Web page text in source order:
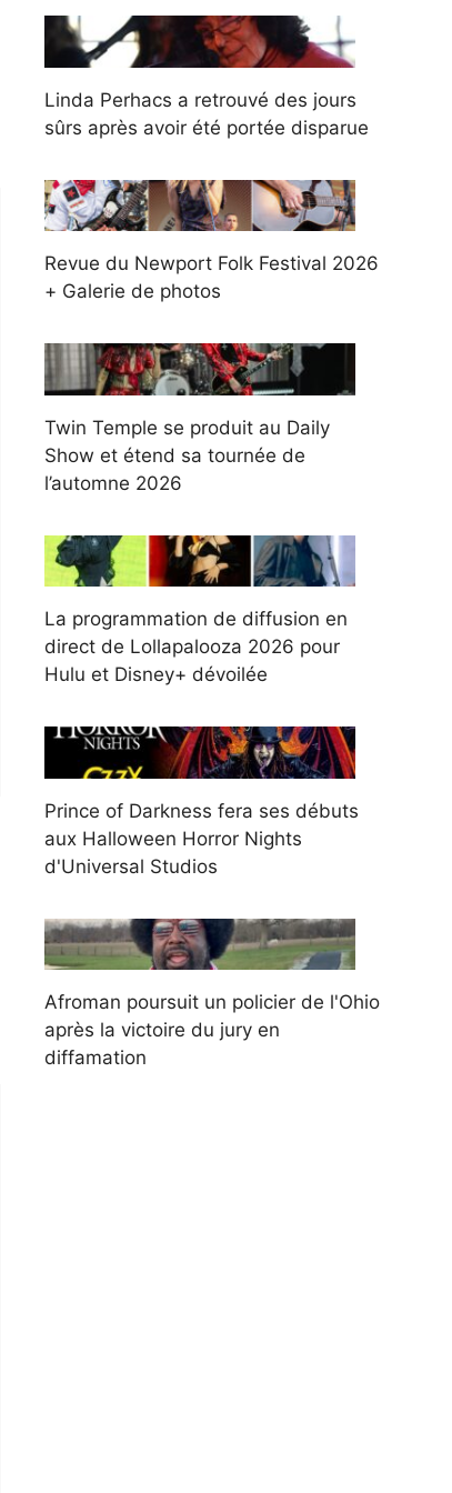
Linda Perhacs a retrouvé des jours
sûrs après avoir été portée disparue
Revue du Newport Folk Festival 2026
+ Galerie de photos
Twin Temple se produit au Daily
Show et étend sa tournée de
l’automne 2026
La programmation de diffusion en
direct de Lollapalooza 2026 pour
Hulu et Disney+ dévoilée
Prince of Darkness fera ses débuts
aux Halloween Horror Nights
d'Universal Studios
Afroman poursuit un policier de l'Ohio
après la victoire du jury en
diffamation